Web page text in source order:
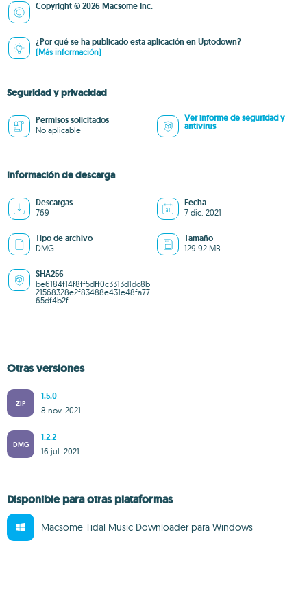
Copyright © 2026 Macsome Inc.
¿Por qué se ha publicado esta aplicación en Uptodown?
(Más información)
Seguridad y privacidad
Permisos solicitados
No aplicable
Ver informe de seguridad y
antivirus
Información de descarga
Descargas
769
Fecha
7 dic. 2021
Tipo de archivo
DMG
Tamaño
129.92 MB
SHA256
be6184f14f8ff5dff0c3313d1dc8b
21568328e2f83488e431e48fa77
65df4b2f
Otras versiones
ZIP
1.5.0
8 nov. 2021
DMG
1.2.2
16 jul. 2021
Disponible para otras plataformas
Macsome Tidal Music Downloader para Windows